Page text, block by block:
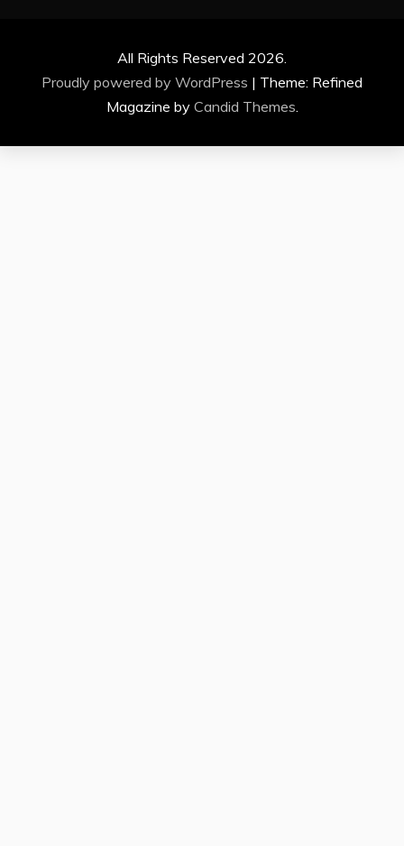
All Rights Reserved 2026.
Proudly powered by WordPress | Theme: Refined
Magazine by Candid Themes